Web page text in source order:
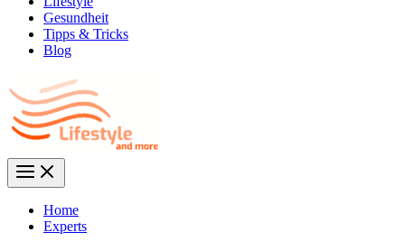
Gesundheit
Tipps & Tricks
Blog
Home
Experts